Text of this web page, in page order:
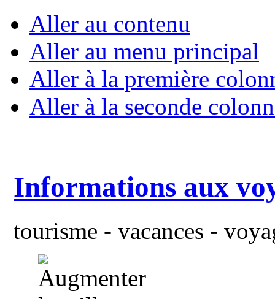
Aller au contenu
Aller au menu principal
Aller à la première
Aller à la seconde
Informations aux
tourisme - vacances -